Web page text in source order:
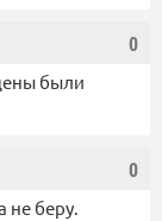
0
были
0
не беру.